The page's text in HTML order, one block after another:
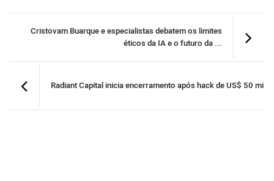
Cristovam Buarque e especialistas debatem os limites
éticos da IA e o futuro da ...
Radiant Capital inicia encerramento após hack de US$ 50 mi